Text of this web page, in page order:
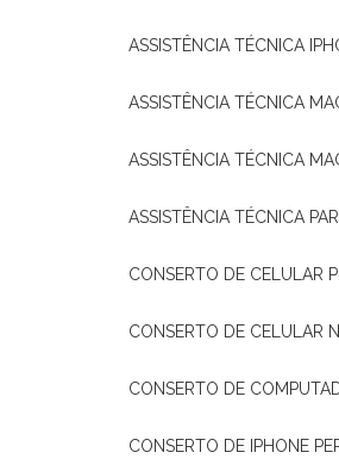
ASSISTÊNCIA TÉCNICA
ASSISTÊNCIA TÉCNICA
ASSISTÊNCIA TÉCNICA
ASSISTÊNCIA TÉCNICA
CONSERTO DE CELULAR
CONSERTO DE CELULAR
CONSERTO DE
CONSERTO DE IPHONE